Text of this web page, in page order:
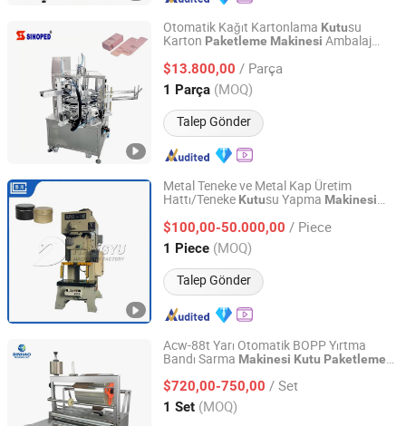
Otomatik Kağıt Kartonlama Kutusu
Karton Paketleme Makinesi Ambalaj
Uzun Kullanım Ömrü En İyi Fiyat
$13.800,00 / Parça
1 Parça (MOQ)
Talep Gönder
Sinoped International (Liaoning) Co., Ltd.
Liaoning, China Fiyat 2019
Metal Teneke ve Metal Kap Üretim
Hattı/Teneke Kutusu Yapma Makinesi
Kutusu YapmaMakinesiPaket
Kapağı YapmaMakinesi
$100,00-50.000,00 / Piece
1 Piece (MOQ)
Talep Gönder
Zibo hangyu Machinery Co., Ltd.
Shandong, China Fiyat 2020
Acw-88t Yarı Otomatik BOPP Yırtma
Bandı Sarma Makinesi Kutu Paketleme
$720,00-750,00 / Set
1 Set (MOQ)
Guangzhou Binhao Technology Co., Ltd.
Guangdong, China Fiyat 2016